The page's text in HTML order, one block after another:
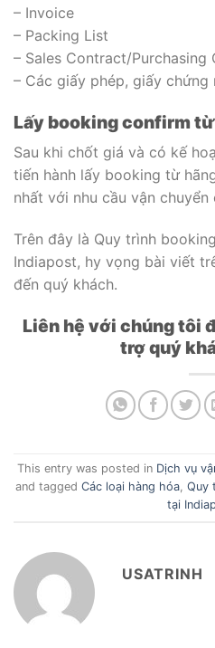
– Invoice
– Packing List
– Sales Contract/Purchasing
– Các giấy phép, giấy chứng
Lấy booking confirm
Sau khi chốt giá và có kế
tiến hành lấy booking từ
nhất với nhu cầu vận chuyển
Trên đây là Quy trình
Indiapost, hy vọng bài viết
đến quý khách.
Liên hệ với chúng tôi
trợ quý
This entry was posted in Dịch vụ
and tagged Các loại hàng hóa, Quy
tại
USATRINH